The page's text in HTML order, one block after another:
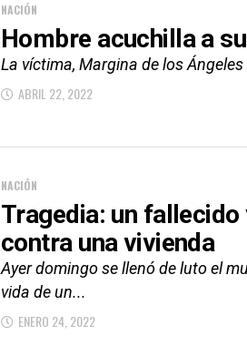
NACIÓN
Hombre acuchilla a
La víctima, Margina de los
ABRIL 22, 2022
NACIÓN
Tragedia: un
contra una vivienda
Ayer domingo se llenó de luto el
vida de un...
ENERO 24, 2022